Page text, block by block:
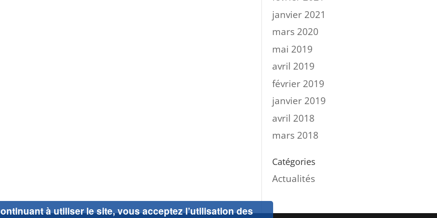
janvier 2021
mars 2020
mai 2019
avril 2019
février 2019
janvier 2019
avril 2018
mars 2018
Catégories
Actualités
à utiliser le site, vous acceptez l’utilisation des